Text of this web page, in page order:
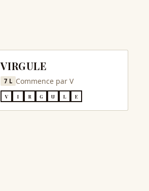
VIRGULE
7 L Commence par V
V I R G U L E